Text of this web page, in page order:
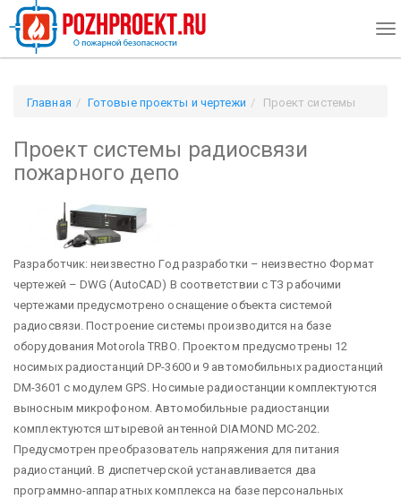
Главная Готовые проекты и чертежи
Проект системы
Проект системы радиосвязи
пожарного депо
Разработчик: неизвестно Год разработки – неизвестно Формат
чертежей – DWG (AutoCAD) В соответствии с ТЗ рабочими
чертежами предусмотрено оснащение объекта системой
радиосвязи. Построение системы производится на базе
оборудования Motorola TRBО. Проектом предусмотрены 12
носимых радиостанций DP-3600 и 9 автомобильных радиостанций
DM-3601 с модулем GPS. Носимые радиостанции комплектуются
выносным микрофоном. Автомобильные радиостанции
комплектуются штыревой антенной DIAMOND MC-202.
Предусмотрен преобразователь напряжения для питания
радиостанций. В диспетчерской устанавливается два
программно-аппаратных комплекса на базе персональных